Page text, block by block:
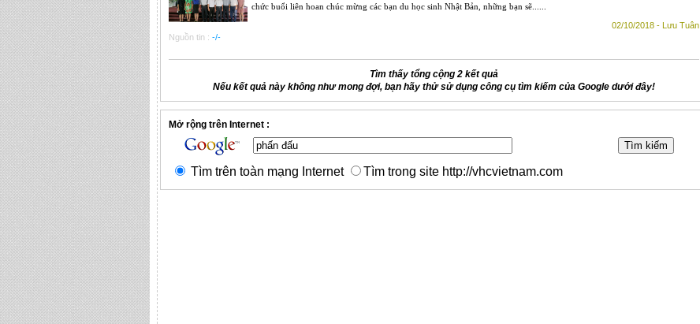
chức buổi liên hoan chúc mừng các bạn du học sinh Nhật Bản, những bạn sẽ......
02/10/2018 - Lưu Tuân
Nguồn tin : -/-
Tìm thấy tổng cộng 2 kết quả
Nếu kết quả này không như mong đợi, bạn hãy thử sử dụng công cụ tìm kiếm của Google dưới đây!
Mở rộng trên Internet :
Tìm trên toàn mạng Internet Tìm trong site http://vhcvietnam.com